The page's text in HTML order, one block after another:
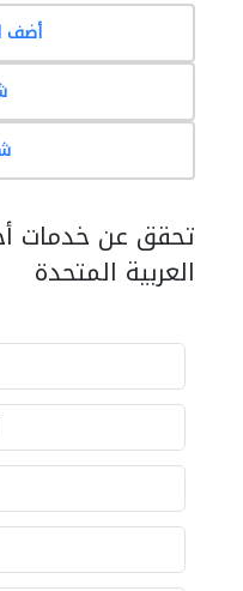
أضف
تحقق عن خدمات
العربية المتحدة